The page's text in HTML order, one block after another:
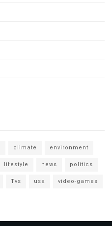
climate
environment
lifestyle news
politics
Tvs usa video-games